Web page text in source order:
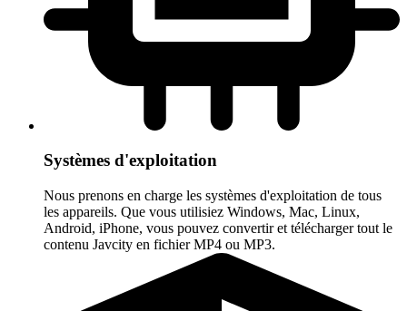
Systèmes d'exploitation
Nous prenons en charge les systèmes d'exploitation de tous
les appareils. Que vous utilisiez Windows, Mac, Linux,
Android, iPhone, vous pouvez convertir et télécharger tout le
contenu Javcity en fichier MP4 ou MP3.